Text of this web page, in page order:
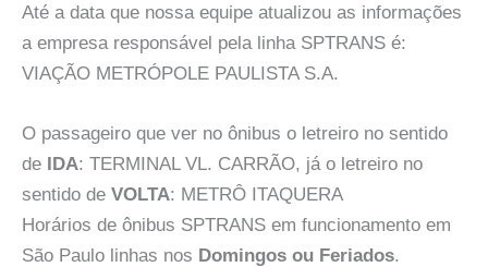
Até a data que nossa equipe atualizou as informações
a empresa responsável pela linha SPTRANS é:
VIAÇÃO METRÓPOLE PAULISTA S.A.
O passageiro que ver no ônibus o letreiro no sentido
de IDA: TERMINAL VL. CARRÃO, já o letreiro no
sentido de VOLTA: METRÔ ITAQUERA
Horários de ônibus SPTRANS em funcionamento em
São Paulo linhas nos Domingos ou Feriados.